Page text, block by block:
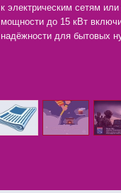
к электрическим сетям
мощности до 15 кВт
надёжности для бытовых